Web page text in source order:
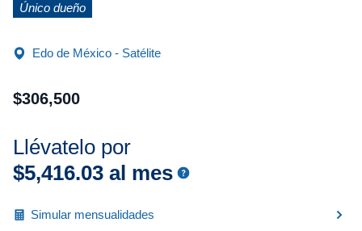
Único dueño
Edo de México - Satélite
$306,500
Llévatelo por
$5,416.03 al mes
Simular mensualidades